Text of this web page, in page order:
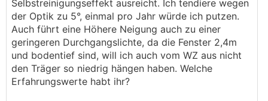
Selbstreinigungseffekt ausreicht. Ich tendiere wegen
der Optik zu 5°, einmal pro Jahr würde ich putzen.
Auch führt eine Höhere Neigung auch zu einer
geringeren Durchgangslichte, da die Fenster 2,4m
und bodentief sind, will ich auch vom WZ aus nicht
den Träger so niedrig hängen haben. Welche
Erfahrungswerte habt ihr?